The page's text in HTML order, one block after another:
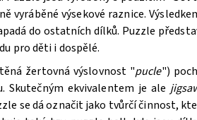
vyráběné výsekové raznice.
do ostatních dílků. Puzzle
pro děti i dospělé.
žertovná výslovnost "pucle")
Skutečným ekvivalentem je ale
se dá označit jako tvůrčí činnost,